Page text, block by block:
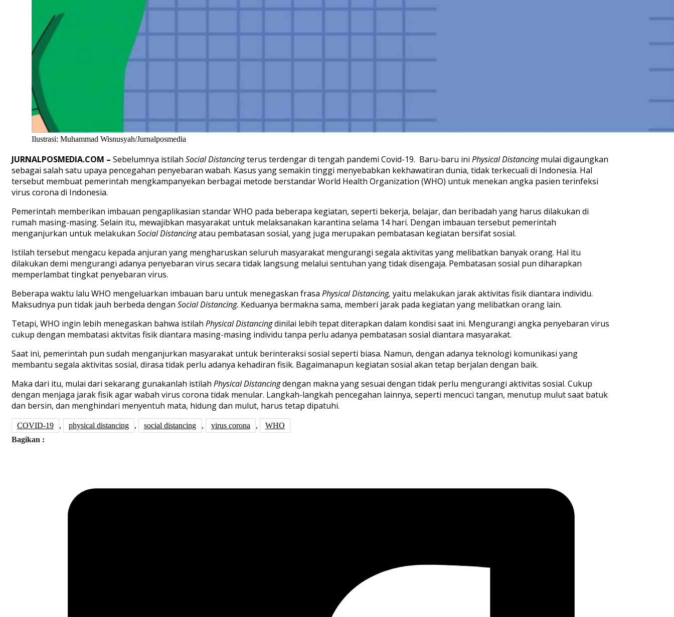
Ilustrasi: Muhammad Wisnusyah/Jurnalposmedia
JURNALPOSMEDIA.COM – Sebelumnya istilah Social Distancingterus terdengar di tengah pandemi Covid-19. Baru-baru ini Physical Distancingmulai digaungkan
sebagai salah satu upaya pencegahan penyebaran wabah. Kasus yang semakin tinggi menyebabkan kekhawatiran dunia, tidak terkecuali di Indonesia. Hal
tersebut membuat pemerintah mengkampanyekan berbagai metode berstandar World Health Organization (WHO) untuk menekan angka pasien terinfeksi
virus corona di Indonesia.
Pemerintah memberikan imbauan pengaplikasian standar WHO pada beberapa kegiatan, seperti bekerja, belajar, dan beribadah yang harus dilakukan di
rumah masing-masing. Selain itu, mewajibkan masyarakat untuk melaksanakan karantina selama 14 hari. Dengan imbauan tersebut pemerintah
menganjurkan untuk melakukan Social Distancingatau pembatasan sosial, yang juga merupakan pembatasan kegiatan bersifat sosial.
Istilah tersebut mengacu kepada anjuran yang mengharuskan seluruh masyarakat mengurangi segala aktivitas yang melibatkan banyak orang. Hal itu
dilakukan demi mengurangi adanya penyebaran virus secara tidak langsung melalui sentuhan yang tidak disengaja. Pembatasan sosial pun diharapkan
memperlambat tingkat penyebaran virus.
Beberapa waktu lalu WHO mengeluarkan imbauan baru untuk menegaskan frasa Physical Distancing, yaitu melakukan jarak aktivitas fisik diantara individu.
Maksudnya pun tidak jauh berbeda dengan Social Distancing. Keduanya bermakna sama, memberi jarak pada kegiatan yang melibatkan orang lain.
Tetapi, WHO ingin lebih menegaskan bahwa istilah Physical Distancingdinilai lebih tepat diterapkan dalam kondisi saat ini. Mengurangi angka penyebaran virus
cukup dengan membatasi aktvitas fisik diantara masing-masing individu tanpa perlu adanya pembatasan sosial diantara masyarakat.
Saat ini, pemerintah pun sudah menganjurkan masyarakat untuk berinteraksi sosial seperti biasa. Namun, dengan adanya teknologi komunikasi yang
membantu segala aktivitas sosial, dirasa tidak perlu adanya kehadiran fisik. Bagaimanapun kegiatan sosial akan tetap berjalan dengan baik.
Maka dari itu, mulai dari sekarang gunakanlah istilah Physical Distancingdengan makna yang sesuai dengan tidak perlu mengurangi aktivitas sosial. Cukup
dengan menjaga jarak fisik agar wabah virus corona tidak menular. Langkah-langkah pencegahan lainnya, seperti mencuci tangan, menutup mulut saat batuk
dan bersin, dan menghindari menyentuh mata, hidung dan mulut, harus tetap dipatuhi.
COVID-19 , physical distancing , social distancing , virus corona ,
WHO
Bagikan :